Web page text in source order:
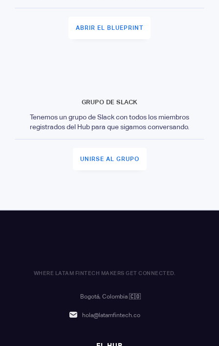
ABRIR EL BLUEPRINT
GRUPO DE SLACK
Tenemos un grupo de Slack con todos los miembros
registrados del Hub para que sigamos conversando.
UNIRSE AL GRUPO
WHERE LATAM FINTECH MAKERS GET CONNECTED.
Bogotá, Colombia 🇨🇴
hola@latamfintech.co